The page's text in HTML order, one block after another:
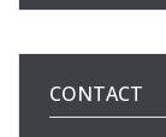
CONTACT